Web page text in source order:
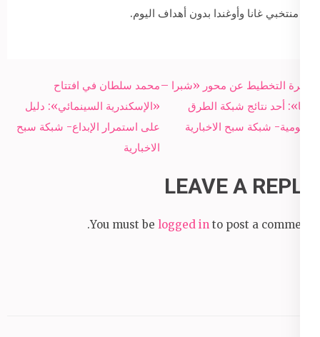
منتخبي غانا وأوغندا بدون أهداف اليوم.
Post
navigation
محمد سلطان في افتتاح
«الإسكندرية السينمائي»: دليل
على استمرار الإبداع- شبكة سبح
الاخبارية
وزيرة التخطيط عن محور «شبرا –
بنها»: أحد نتائج شبكة الطرق
القومية- شبكة سبح الاخبارية
LEAVE A REPLY
You must be logged in to post a comment.